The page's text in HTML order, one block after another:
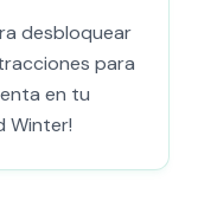
desbloquear
para
en tu
Winter!